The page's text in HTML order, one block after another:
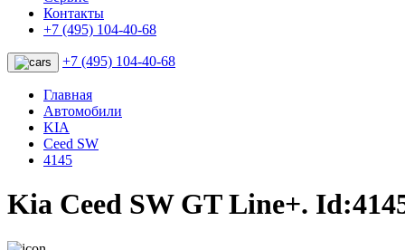
Контакты
+7 (495) 104-40-68
+7 (495) 104-40-68
Главная
Автомобили
KIA
Ceed SW
4145
Kia Ceed SW GT Line+.